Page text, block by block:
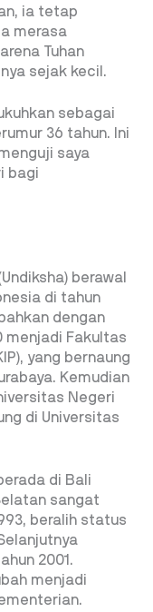
ia tetap
merasa
Tuhan
sejak kecil.
sebagai
36 tahun. Ini
saya
bagi
berawal
di tahun
dengan
menjadi Fakultas
yang bernaung
Kemudian
Negeri
di Universitas
di Bali
sangat
beralih status
2001.
menjadi